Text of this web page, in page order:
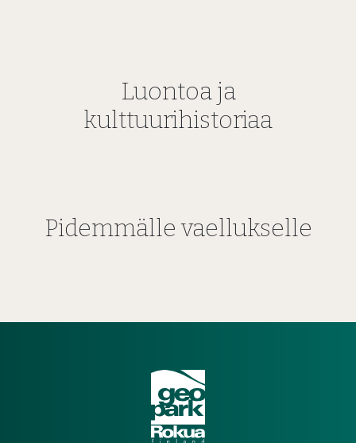
Luontoa ja
kulttuurihistoriaa
Pidemmälle vaellukselle